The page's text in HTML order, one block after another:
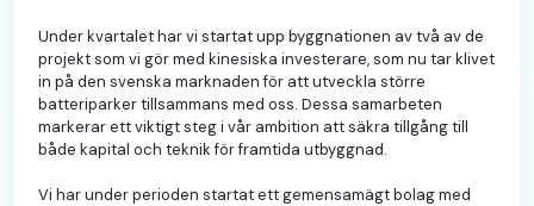
Under kvartalet har vi startat upp byggnationen av två av de
projekt som vi gör med kinesiska investerare, som nu tar klivet
in på den svenska marknaden för att utveckla större
batteriparker tillsammans med oss. Dessa samarbeten
markerar ett viktigt steg i vår ambition att säkra tillgång till
både kapital och teknik för framtida utbyggnad.
Vi har under perioden startat ett gemensamägt bolag med